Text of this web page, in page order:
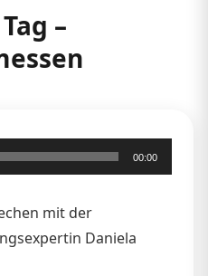
–
00:00
mit der
Daniela